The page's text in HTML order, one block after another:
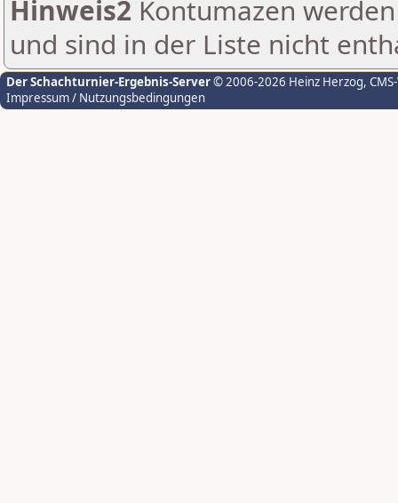
Hinweis2 Kontumazen
und sind in der Liste nicht
Der Schachturnier-Ergebnis-Server© 2006-2026 Heinz Herzog,
Impressum / Nutzungsbedingungen